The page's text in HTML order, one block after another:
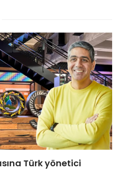
Türk yönetici